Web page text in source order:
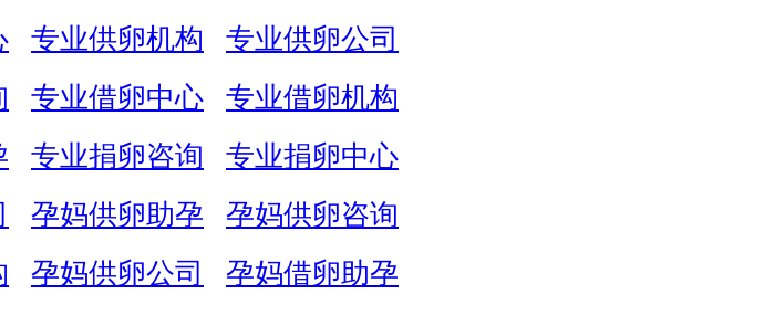
专业供卵机构
专业供卵公司
专业借卵中心
专业借卵机构
专业捐卵咨询
专业捐卵中心
孕妈供卵助孕
孕妈供卵咨询
孕妈供卵公司
孕妈借卵助孕